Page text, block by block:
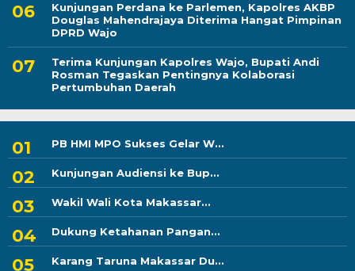
Kunjungan Perdana ke Parlemen, Kapolres AKBP
Douglas Mahendrajaya Diterima Hangat Pimpinan
DPRD Wajo
Terima Kunjungan Kapolres Wajo, Bupati Andi
Rosman Tegaskan Pentingnya Kolaborasi
Pertumbuhan Daerah
PB HMI MPO Sukses Gelar W...
Kunjungan Audiensi ke Bup...
Wakil Wali Kota Makassar...
Dukung Ketahanan Pangan...
Karang Taruna Makassar Du...